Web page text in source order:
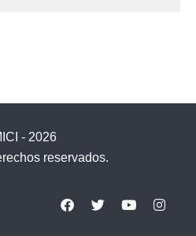
- 2026
reservados.